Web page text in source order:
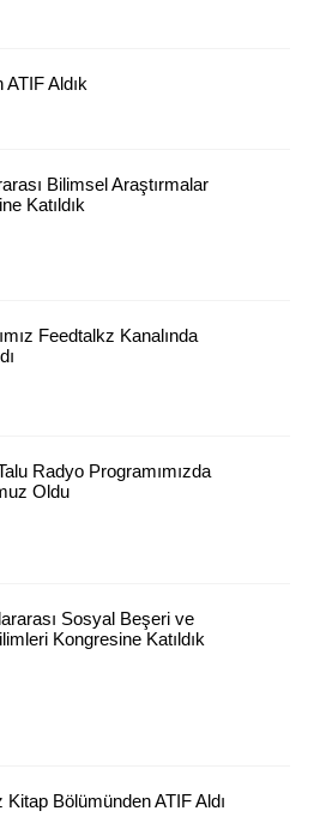
Aldık
Bilimsel Araştırmalar
Katıldık
Feedtalkz Kanalında
Radyo Programımızda
Oldu
Sosyal Beşeri ve
Kongresine Katıldık
Kitap Bölümünden ATIF Aldı